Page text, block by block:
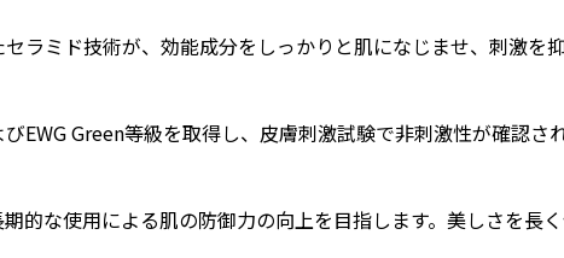
ラミド技術が、効能成分をしっかりと肌になじませ、刺激を
EWG Green等級を取得し、皮膚刺激試験で非刺激性が確認され
的な使用による肌の防御力の向上を目指します。美しさを長